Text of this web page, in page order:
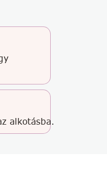
alkotásba.